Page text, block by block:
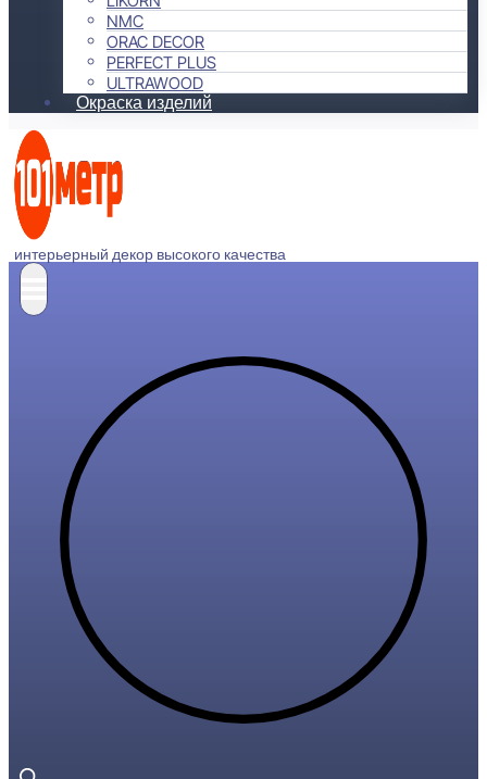
NMC
ORAC DECOR
PERFECT PLUS
ULTRAWOOD
Окраска изделий
интерьерный декор высокого качества